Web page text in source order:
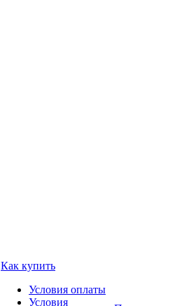
Как купить
Условия оплаты
Условия